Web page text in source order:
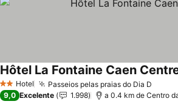
2 Estrelas
Hotel Passeios pelas praias do Dia D
Hôtel La Fontaine Caen
9,0 Excelente 1.998 a 0.4 km de Centro